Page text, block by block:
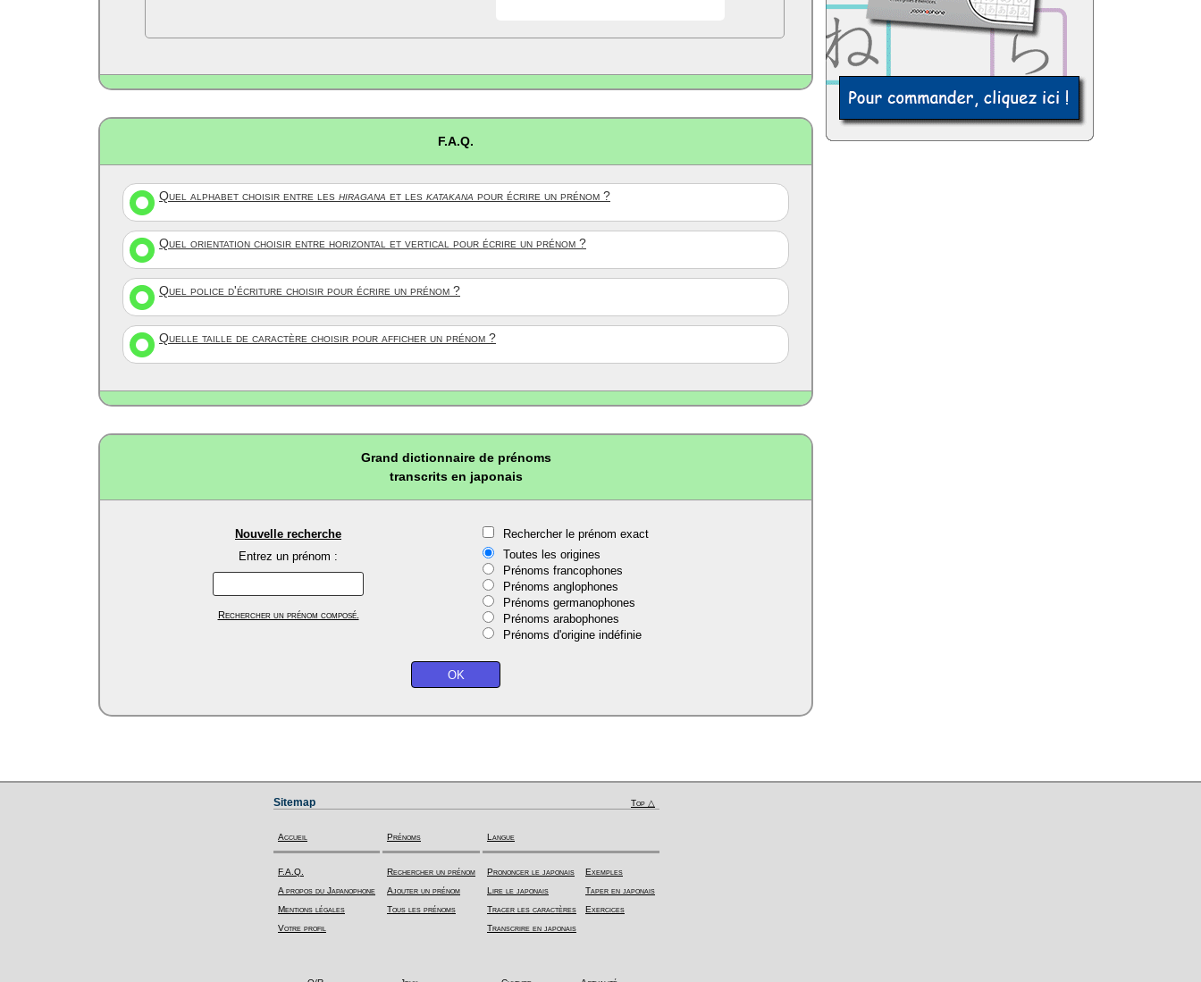
F.A.Q.
Quel alphabet choisir entre les hiragana et les katakana pour écrire un prénom ?
Quel orientation choisir entre horizontal et vertical pour écrire un prénom ?
Quel police d'écriture choisir pour écrire un prénom ?
Quelle taille de caractère choisir pour afficher un prénom ?
Grand dictionnaire de prénoms
transcrits en japonais
Nouvelle recherche
Entrez un prénom :
Rechercher un prénom composé.
Rechercher le prénom exact
Toutes les origines
Prénoms francophones
Prénoms anglophones
Prénoms germanophones
Prénoms arabophones
Prénoms d'origine indéfinie
Sitemap Top △
Accueil
F.A.Q.
A propos du Japanophone
Mentions légales
Votre profil
Prénoms
Rechercher un prénom
Ajouter un prénom
Tous les prénoms
Langue
Prononcer le japonais
Lire le japonais
Tracer les caractères
Transcrire en japonais
Exemples
Taper en japonais
Exercices